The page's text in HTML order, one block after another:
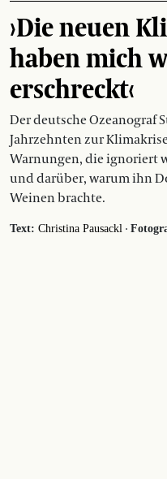
›Die neuen
haben mich
erschreckt‹
Der deutsche Ozeanograf
Jahrzehnten zur
Warnungen, die ignoriert
und darüber, warum ihn
Weinen brachte.
Text: Christina Pausackl ·